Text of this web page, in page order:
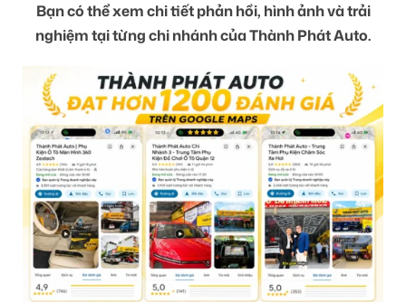
Bạn có thể xem chi tiết phản hồi, hình ảnh và trải
nghiệm tại từng chi nhánh của Thành Phát Auto.